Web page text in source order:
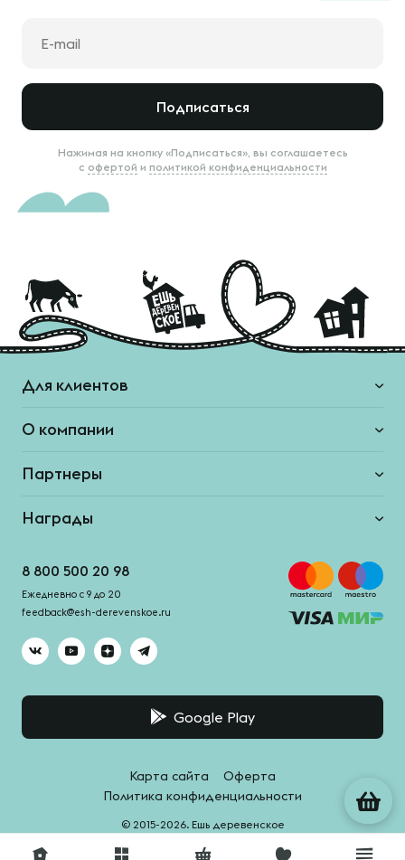
Подписаться
Нажимая на кнопку «Подписаться», вы соглашаетесь
с офертой и политикой конфиденциальности
Для клиентов
О компании
Партнеры
Награды
8 800 500 20 98
Ежедневно с 9 до 20
feedback@esh-derevenskoe.ru
Google Play
© 2015-2026. Ешь деревенское
Карта сайта
Оферта
Политика конфиденциальности
Система качества - HACCPro